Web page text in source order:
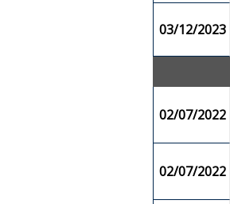
03/12/2023
02/07/2022
02/07/2022